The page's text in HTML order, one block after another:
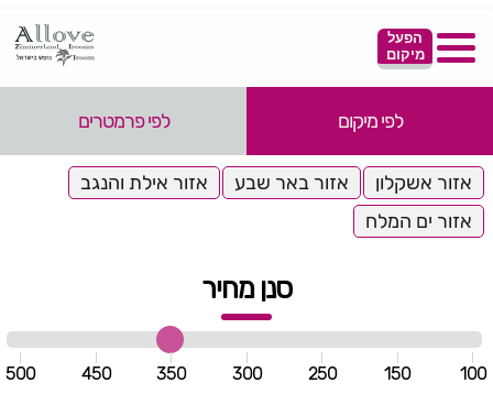
הפעל
מיקום
לפי מיקום לפי פרמטרים
אזור אשקלון אזור באר שבע
אזור אילת והנגב
אזור ים המלח
סנן מחיר
100
150
250
300
350
450
500